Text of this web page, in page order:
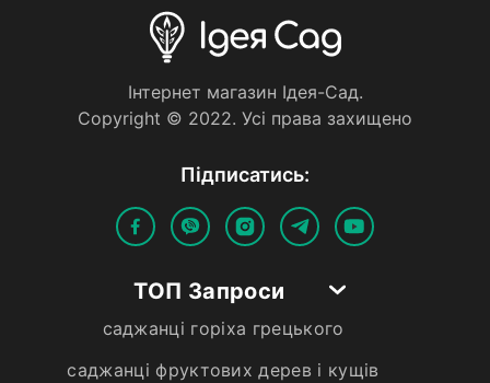
Iнтернет магазин Iдея-Сад.
Copyright © 2022. Усi права захищено
Пiдписатись:
ТОП Запроси
саджанці горіха грецького
саджанці фруктових дерев і кущів